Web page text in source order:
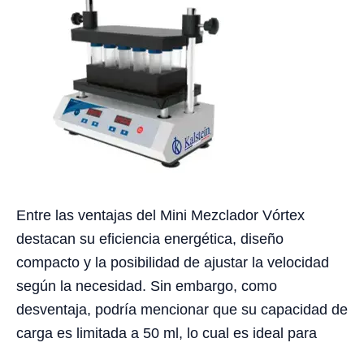
Entre las ventajas del Mini Mezclador Vórtex
destacan su eficiencia energética, diseño
compacto y la posibilidad de ajustar la velocidad
según la necesidad. Sin embargo, como
desventaja, podría mencionar que su capacidad de
carga es limitada a 50 ml, lo cual es ideal para